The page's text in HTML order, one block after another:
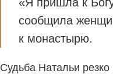
сообщила
к монастырю.
Судьба Натальи